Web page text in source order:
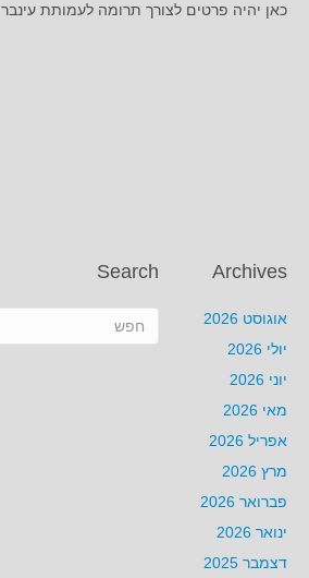
כאן יהיה פרטים לצורך תרומה לעמותת עינבר
Archives
אוגוסט 2026
יולי 2026
יוני 2026
מאי 2026
אפריל 2026
מרץ 2026
פברואר 2026
ינואר 2026
דצמבר 2025
Search